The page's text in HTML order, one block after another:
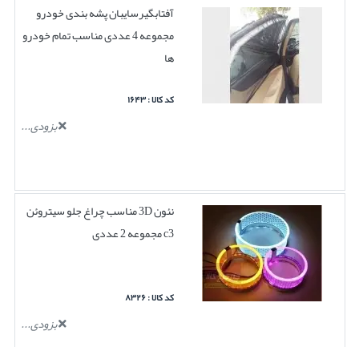
آفتابگیرسایبان پشه بندی خودرو
مجموعه 4 عددی مناسب تمام خودرو
ها
کد کالا : ۱۶۴۳
بزودی...
نئون 3D مناسب چراغ جلو سیتروئن
c3 مجموعه 2 عددی
کد کالا : ۸۳۲۶
بزودی...